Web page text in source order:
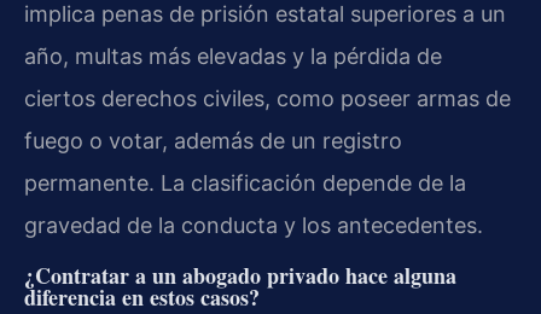
implica penas de prisión estatal superiores a un
año, multas más elevadas y la pérdida de
ciertos derechos civiles, como poseer armas de
fuego o votar, además de un registro
permanente. La clasificación depende de la
gravedad de la conducta y los antecedentes.
¿Contratar a un abogado privado hace alguna
diferencia en estos casos?